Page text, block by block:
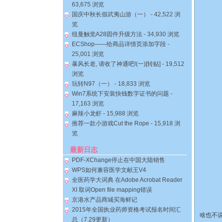
63,675 浏览
国庆中秋长假武夷山游（一）
- 42,522 浏
览
纽曼触觉A28固件升级方法 - 34,930 浏览
ECShop——给商品详情页添加字段 -
25,001 浏览
暴风长老, 请收了神通吧!(一)[转贴] - 19,512
浏览
玩转N97（一）
- 18,833 浏览
Win7系统下安装快钱数字证书的问题 -
17,163 浏览
麻辣小龙虾 - 15,988 浏览
推荐一款小游戏Cut the Rope - 15,918 浏
览
最新日志
PDF-XChange停止在中国大陆销售
WPS如何兼容医学文献王V4
全医药学大词典 在Adobe Acrobat Reader
XI 取词Open file mapping错误
京港水产品商城买海鲜记
2015年全国执业药师资格考试报名时间汇
总（7.29更新）
啥也不